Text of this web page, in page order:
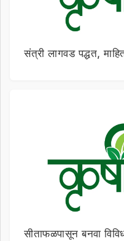
संत्री लागवड पद्धत,
सीताफळपासून बनवा